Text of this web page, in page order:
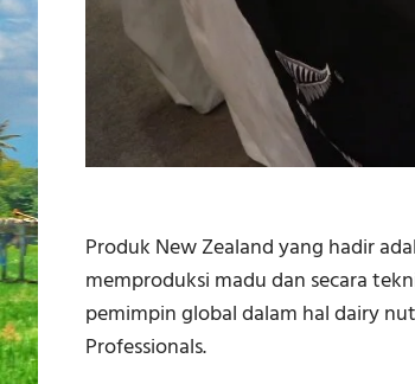
Produk New Zealand yang hadir
memproduksi madu dan secara
pemimpin global dalam hal dairy
Professionals.